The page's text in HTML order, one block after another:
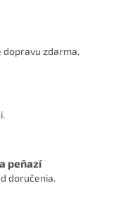
dopravu zdarma.
peňazí
doručenia.